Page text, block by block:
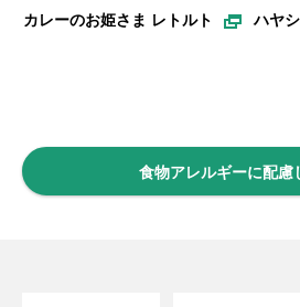
カレーのお姫さま レトルト ハヤ
食物アレルギーに配慮